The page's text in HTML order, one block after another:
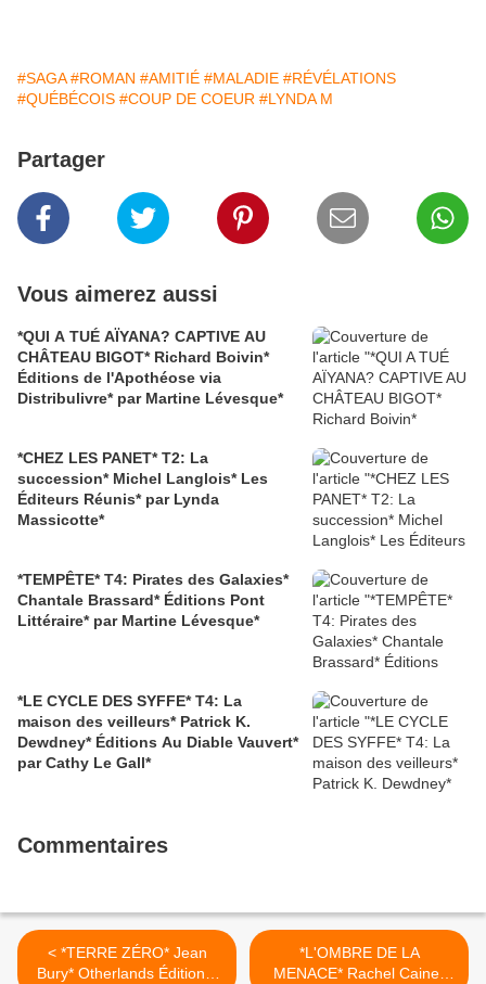
#SAGA #ROMAN #AMITIÉ #MALADIE #RÉVÉLATIONS
#QUÉBÉCOIS #COUP DE COEUR #LYNDA M
Partager
Vous aimerez aussi
*QUI A TUÉ AÏYANA? CAPTIVE AU
CHÂTEAU BIGOT* Richard Boivin*
Éditions de l'Apothéose via
Distribulivre* par Martine Lévesque*
*CHEZ LES PANET* T2: La
succession* Michel Langlois* Les
Éditeurs Réunis* par Lynda
Massicotte*
*TEMPÊTE* T4: Pirates des Galaxies*
Chantale Brassard* Éditions Pont
Littéraire* par Martine Lévesque*
*LE CYCLE DES SYFFE* T4: La
maison des veilleurs* Patrick K.
Dewdney* Éditions Au Diable Vauvert*
par Cathy Le Gall*
Commentaires
< *TERRE ZÉRO* Jean
Bury* Otherlands Éditions*
*L'OMBRE DE LA
MENACE* Rachel Caine*